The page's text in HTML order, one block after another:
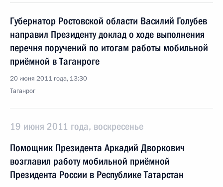
Губернатор Ростовской области Василий Голубев
направил Президенту доклад о ходе выполнения
перечня поручений по итогам работы мобильной
приёмной в Таганроге
20 июня 2011 года, 13:30
Таганрог
19 июня 2011 года, воскресенье
Помощник Президента Аркадий Дворкович
возглавил работу мобильной приёмной
Президента России в Республике Татарстан